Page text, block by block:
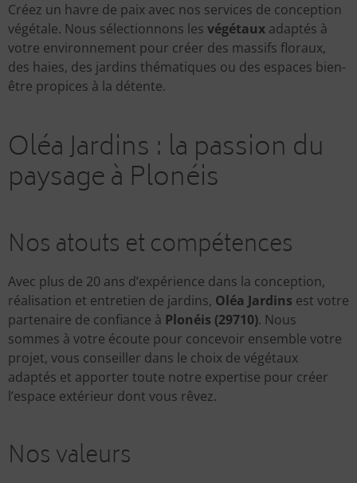
Créez un havre de paix avec nos services de conception
végétale. Nous sélectionnons les végétaux adaptés à
votre environnement pour créer des massifs floraux,
des haies, des jardins thématiques ou des espaces bien-
être propices à la détente.
Oléa Jardins : la passion du
paysage à Plonéis
Nos atouts et compétences
Avec plus de 20 ans d’expérience dans la conception,
réalisation et entretien de jardins, Oléa Jardins est votre
partenaire de confiance à Plonéis (29710). Nous
sommes à votre écoute pour concevoir ensemble votre
projet, vous conseiller dans le choix de végétaux
adaptés et apporter toute notre expertise pour créer
l’espace extérieur dont vous rêvez.
Nos valeurs